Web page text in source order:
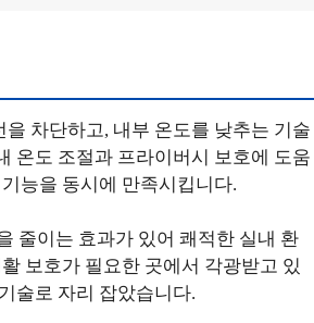
차단하고, 내부 온도를 낮추는 기술
온도 조절과 프라이버시 보호에 도움
능을 동시에 만족시킵니다.
줄이는 효과가 있어 쾌적한 실내 환
보호가 필요한 곳에서 각광받고 있
술로 자리 잡았습니다.